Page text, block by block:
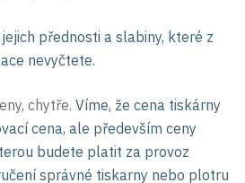
přednosti a slabiny, které z
nevyčtete.
chytře. Víme, že cena tiskárny
cena, ale především ceny
budete platit za provoz
správné tiskarny nebo plotru